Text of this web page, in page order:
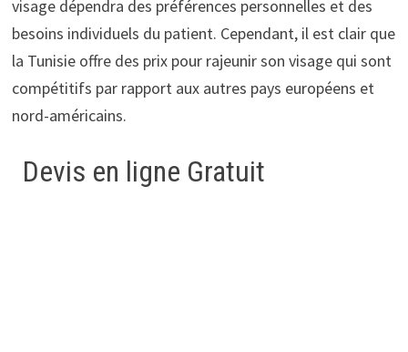
visage dépendra des préférences personnelles et des
besoins individuels du patient. Cependant, il est clair que
la Tunisie offre des prix pour rajeunir son visage qui sont
compétitifs par rapport aux autres pays européens et
nord-américains.
Devis en ligne Gratuit